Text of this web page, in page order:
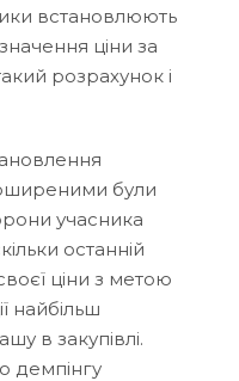
встановлюють
ціни за
розрахунок і
були
учасника
останній
ціни з метою
найбільш
в закупівлі.
демпінгу